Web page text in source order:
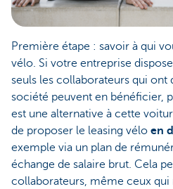
Première étape : savoir à qui
vélo. Si votre entreprise
seuls les collaborateurs qui ont
société peuvent en bénéficier,
est une alternative à cette
de proposer le leasing vélo en
exemple via un plan de
échange de salaire brut. Cela
collaborateurs, même ceux qui